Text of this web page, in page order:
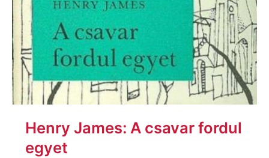
Henry James: A csavar fordul
egyet